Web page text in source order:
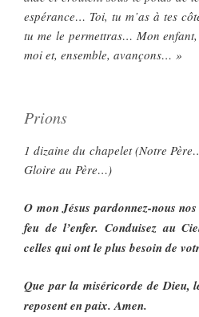
espérance… Toi, tu m’as à tes
tu me le permettras… Mon
moi et, ensemble, avançons… »
Prions
1 dizaine du chapelet (Notre
Gloire au Père…)
O mon Jésus pardonnez-nous
feu de l’enfer. Conduisez au
celles qui ont le plus besoin de
Que par la miséricorde de Dieu,
reposent en paix. Amen.